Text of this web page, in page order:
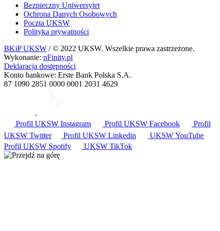
Bezpieczny Uniwersytet
Ochrona Danych Osobowych
Poczta UKSW
Polityka prywatności
BKiP UKSW / © 2022 UKSW. Wszelkie prawa zastrzeżone.
Wykonanie: nFinity.pl
Deklaracja dostępności
Konto bankowe: Erste Bank Polska S.A.
87 1090 2851 0000 0001 2031 4629
Profil UKSW Instagram Profil UKSW Facebook
Profil
UKSW Twitter Profil UKSW Linkedin UKSW YouTube
Profil UKSW Spotify UKSW TikTok